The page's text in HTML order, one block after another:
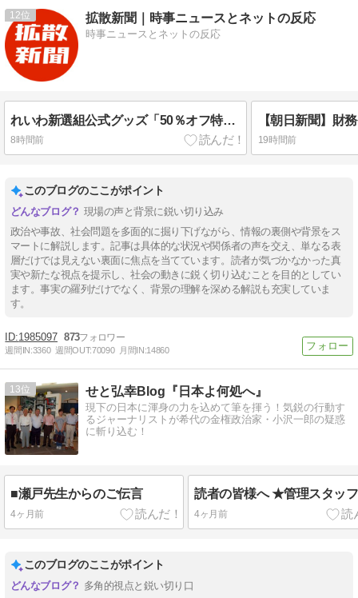
12 拡散新聞｜時事ニュースとネットの反応
時事ニュースとネットの反応
れいわ新選組公式グッズ「50％オフ特別セール」のお知らせ ➾ ネット「タダでもいらんもんが半額になったところで…」「逆にこれを買う奴の名簿が高く売れるだろ」
8時間前 19時間前
このブログのここがポイント
現場の声と背景に鋭い切り込み
政治や事故、社会問題を多面的に掘り下げながら、情報の裏側や背景をス
マートに解説します。記事は具体的な状況や関係者の声を交え、単なる表
層だけでは見えない裏面に焦点を当てています。読者が気づかなかった真
実や新たな視点を提示し、社会の動きに鋭く切り込むことを目的としてい
ます。事実の羅列だけでなく、背景の理解を深める解説も充実していま
す。
1985097 873
週間IN:3360 週間OUT:70090 月間IN:14860
13 せと弘幸Blog『日本よ何処へ』
現下の日本に渾身の力を込めて筆を揮う！気鋭の行動す
るジャーナリストが希代の金権政治家・小沢一郎の疑惑
に斬り込む！
■瀬戸先生からのご伝言
4ヶ月前
読者の皆様へ ★管理スタッ
4ヶ月前
このブログのここがポイント
多角的視点と鋭い切り口